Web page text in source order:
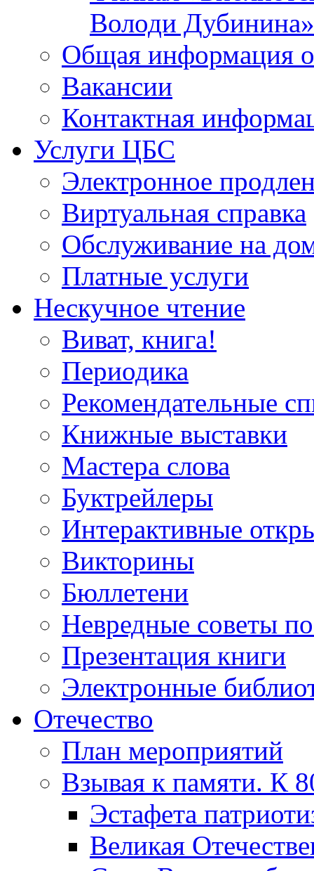
Володи Дубинина»
Общая информация
Вакансии
Контактная
Услуги ЦБС
Электронное
Виртуальная справка
Обслуживание на
Платные услуги
Нескучное чтение
Виват, книга!
Периодика
Рекомендательные
Книжные выставки
Мастера слова
Буктрейлеры
Интерактивные
Викторины
Бюллетени
Невредные советы
Презентация книги
Электронные
Отечество
План мероприятий
Взывая к памяти. К
Эcтафета
Великая